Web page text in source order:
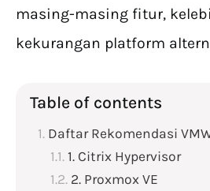
masing-masing fitur,
kekurangan platform
Table of contents
Daftar Rekomendasi
1. Citrix Hypervisor
2. Proxmox VE